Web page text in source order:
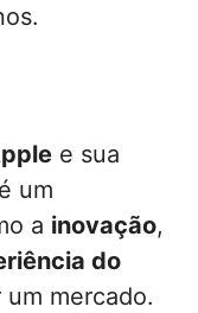
e sua
é um
a inovação,
do
mercado.